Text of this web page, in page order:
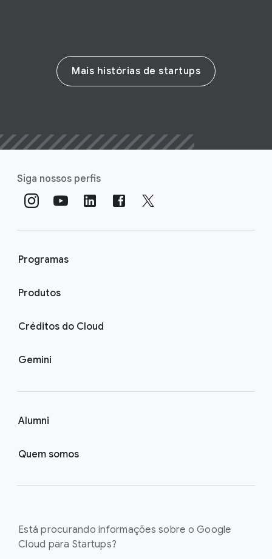
Mais histórias de startups
Siga nossos perfis
Programas
Produtos
Créditos do Cloud
Gemini
Alumni
Quem somos
Está procurando informações sobre o Google
Cloud para Startups?